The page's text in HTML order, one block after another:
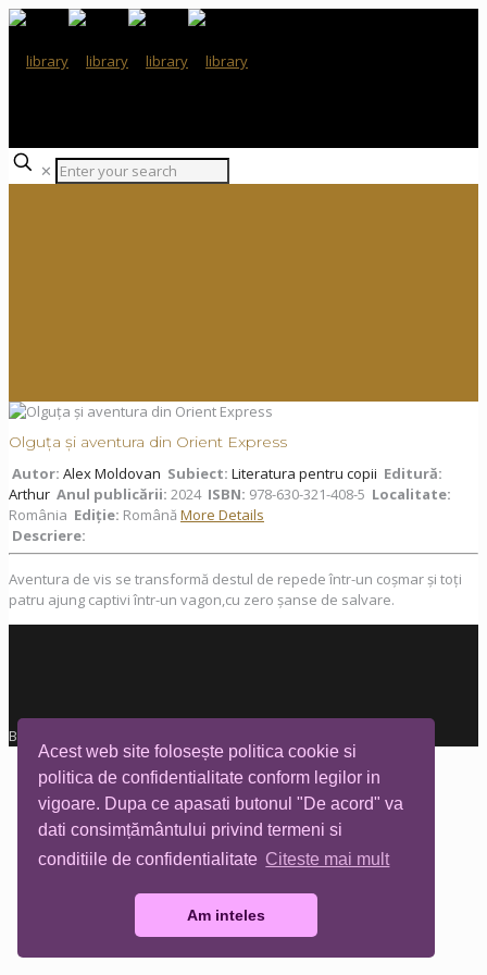
Acest web site folosește politica cookie si
politica de confidentialitate conform legilor in
vigoare. Dupa ce apasati butonul "De acord" va
dati consimțământului privind termeni si
conditiile de confidentialitate Citeste mai mult
Am inteles
✕
Olguța și aventura din Orient Express
Autor: Alex Moldovan Subiect: Literatura pentru copii Editură:
Arthur Anul publicării: 2024 ISBN: 978-630-321-408-5 Localitate:
România Ediţie: Română More Details
Descriere:
Aventura de vis se transformă destul de repede într-un coșmar și toți
patru ajung captivi într-un vagon,cu zero șanse de salvare.
Biblioteca Tia Mare © All rights reserved